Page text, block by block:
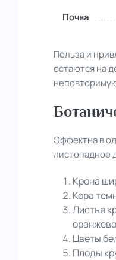
Почва
Польза и
остаются на
Эффектна в
листопадное
Крона
Кора
Листья
Цветы
Плоды